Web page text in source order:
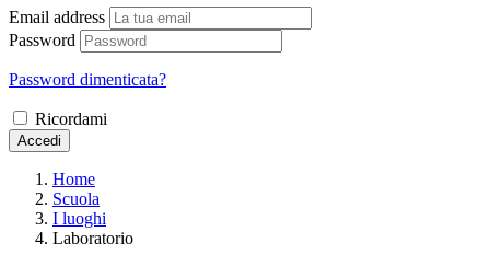
Email address
Password
Password dimenticata?
Ricordami
Accedi
Home
Scuola
I luoghi
Laboratorio